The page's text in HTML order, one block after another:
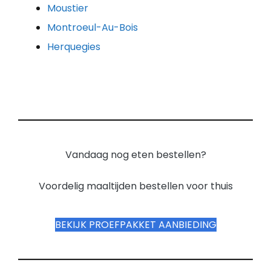
Moustier
Montroeul-Au-Bois
Herquegies
Vandaag nog eten bestellen?
Voordelig maaltijden bestellen voor thuis
BEKIJK PROEFPAKKET AANBIEDING